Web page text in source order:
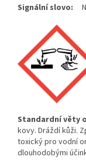
Signální slovo:
Standardní věty
kovy. Dráždí kůži.
toxický pro vodní
dlouhodobými